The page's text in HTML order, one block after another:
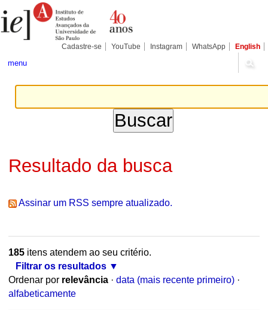
para
conteúdo.
Pessoais
Cadastre-se YouTube Instagram WhatsApp English
menu
Resultado da busca
Assinar um RSS sempre atualizado.
185itens atendem ao seu critério.
Filtrar os resultados
Ordenar por relevância · data (mais recente primeiro) ·
alfabeticamente